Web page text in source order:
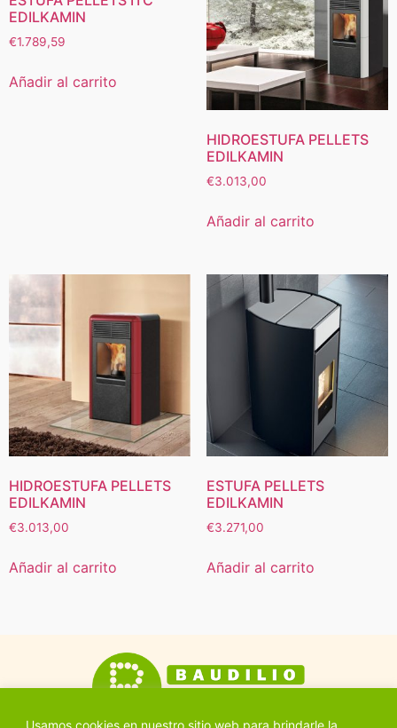
Usamos cookies en nuestro sitio web para brindarle la
EDILKAMIN
€1.789,59
Añadir al carrito
HIDROESTUFA PELLETS
EDILKAMIN
€3.013,00
Añadir al carrito
HIDROESTUFA PELLETS
EDILKAMIN
€3.013,00
Añadir al carrito
ESTUFA PELLETS
EDILKAMIN
€3.271,00
Añadir al carrito